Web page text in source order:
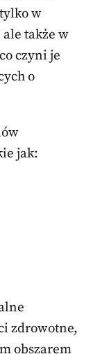
w
także w
czyni je
o
jak:
zdrowotne,
obszarem